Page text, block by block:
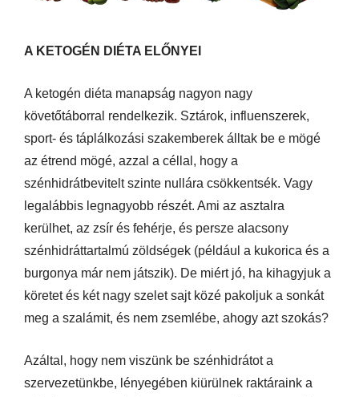
A KETOGÉN DIÉTA ELŐNYEI
A ketogén diéta manapság nagyon nagy
követőtáborral rendelkezik. Sztárok, influenszerek,
sport- és táplálkozási szakemberek álltak be e mögé
az étrend mögé, azzal a céllal, hogy a
szénhidrátbevitelt szinte nullára csökkentsék. Vagy
legalábbis legnagyobb részét. Ami az asztalra
kerülhet, az zsír és fehérje, és persze alacsony
szénhidráttartalmú zöldségek (például a kukorica és a
burgonya már nem játszik). De miért jó, ha kihagyjuk a
köretet és két nagy szelet sajt közé pakoljuk a sonkát
meg a szalámit, és nem zsemlébe, ahogy azt szokás?
Azáltal, hogy nem viszünk be szénhidrátot a
szervezetünkbe, lényegében kiürülnek raktáraink a